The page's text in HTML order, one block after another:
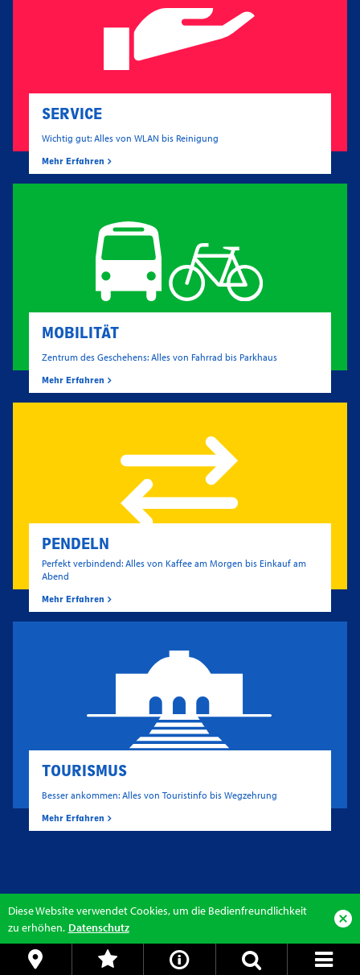
Diese Website verwendet Cookies, um die Bedienfreundlichkeit
zu erhöhen. Datenschutz
SERVICE
Wichtig gut: Alles von WLAN bis Reinigung
Mehr Erfahren
MOBILITÄT
Zentrum des Geschehens: Alles von Fahrrad bis Parkhaus
Mehr Erfahren
PENDELN
Perfekt verbindend: Alles von Kaffee am Morgen bis Einkauf am
Abend
Mehr Erfahren
TOURISMUS
Besser ankommen: Alles von Touristinfo bis Wegzehrung
Mehr Erfahren